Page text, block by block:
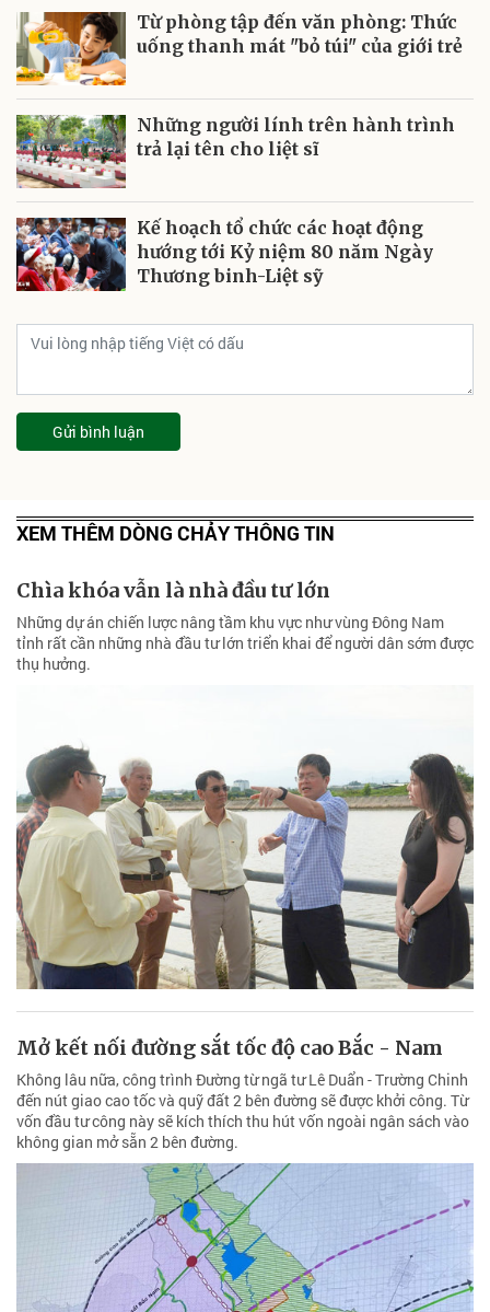
Từ phòng tập đến văn phòng: Thức
uống thanh mát "bỏ túi" của giới trẻ
Những người lính trên hành trình
trả lại tên cho liệt sĩ
Kế hoạch tổ chức các hoạt động
hướng tới Kỷ niệm 80 năm Ngày
Thương binh-Liệt sỹ
Gửi bình luận
XEM THÊM DÒNG CHẢY THÔNG TIN
Chìa khóa vẫn là nhà đầu tư lớn
Những dự án chiến lược nâng tầm khu vực như vùng Đông Nam
tỉnh rất cần những nhà đầu tư lớn triển khai để người dân sớm được
thụ hưởng.
Mở kết nối đường sắt tốc độ cao Bắc - Nam
Không lâu nữa, công trình Đường từ ngã tư Lê Duẩn - Trường Chinh
đến nút giao cao tốc và quỹ đất 2 bên đường sẽ được khởi công. Từ
vốn đầu tư công này sẽ kích thích thu hút vốn ngoài ngân sách vào
không gian mở sẵn 2 bên đường.